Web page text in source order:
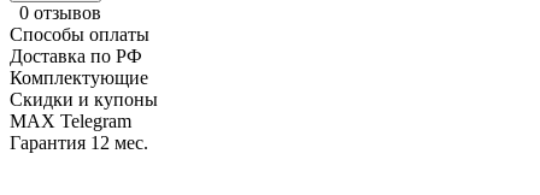
0 отзывов
Способы оплаты
Доставка по РФ
Комплектующие
Скидки и купоны
MAX Telegram
Гарантия 12 мес.